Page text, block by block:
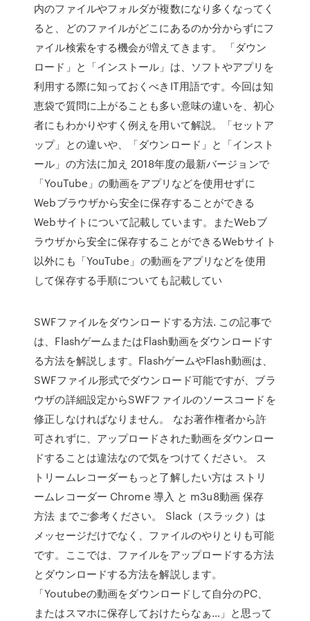
内のファイルやフォルダが複数になり多くなってく
ると、どのファイルがどこにあるのか分からずにフ
ァイル検索をする機会が増えてきます。 「ダウン
ロード」と「インストール」は、ソフトやアプリを
利用する際に知っておくべきIT用語です。今回は知
恵袋で質問に上がることも多い意味の違いを、初心
者にもわかりやすく例えを用いて解説。「セットア
ップ」との違いや、「ダウンロード」と「インスト
ール」の方法に加え 2018年度の最新バージョンで
「YouTube」の動画をアプリなどを使用せずに
Webブラウザから安全に保存することができる
Webサイトについて記載しています。またWebブ
ラウザから安全に保存することができるWebサイト
以外にも「YouTube」の動画をアプリなどを使用
して保存する手順についても記載してい
SWFファイルをダウンロードする方法. この記事で
は、FlashゲームまたはFlash動画をダウンロードす
る方法を解説します。FlashゲームやFlash動画は、
SWFファイル形式でダウンロード可能ですが、ブラ
ウザの詳細設定からSWFファイルのソースコードを
修正しなければなりません。 なお著作権者から許
可されずに、アップロードされた動画をダウンロー
ドすることは違法なので気をつけてください。 ス
トリームレコーダーもっと了解したい方は ストリ
ームレコーダー Chrome 導入 と m3u8動画 保存
方法 までご参考ください。 Slack（スラック）は
メッセージだけでなく、ファイルのやりとりも可能
です。ここでは、ファイルをアップロードする方法
とダウンロードする方法を解説します。
「Youtubeの動画をダウンロードして自分のPC、
またはスマホに保存しておけたらなぁ…」と思って